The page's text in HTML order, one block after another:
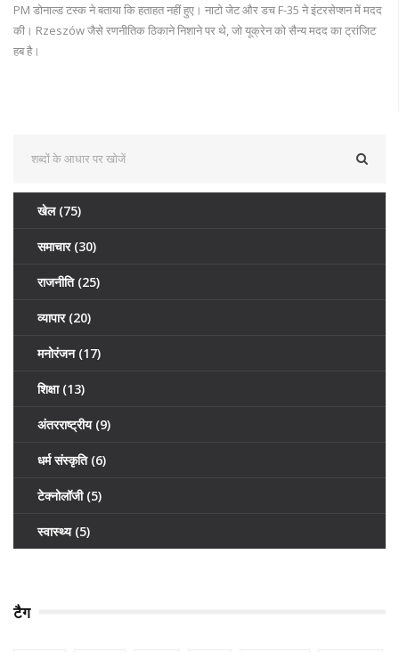
PM डोनाल्ड टस्क ने बताया कि हताहत नहीं हुए। नाटो जेट और डच F-35 ने इंटरसेप्शन में मदद
की। Rzeszów जैसे रणनीतिक ठिकाने निशाने पर थे, जो यूक्रेन को सैन्य मदद का ट्रांजिट
हब है।
खेल (75)
समाचार (30)
राजनीति (25)
व्यापार (20)
मनोरंजन (17)
शिक्षा (13)
अंतरराष्ट्रीय (9)
धर्म संस्कृति (6)
टेक्नोलॉजी (5)
स्वास्थ्य (5)
टैग